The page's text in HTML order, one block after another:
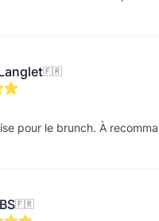
🇫🇷
pour le brunch. À
🇫🇷